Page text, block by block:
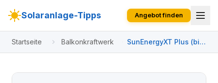
Solaranlage-Tipps Angebot finden
Startseite Balkonkraftwerk
SunEnergyXT Plus (bis
17,2 kWh) Konfigurator
15,05 kWh / Solyco 500